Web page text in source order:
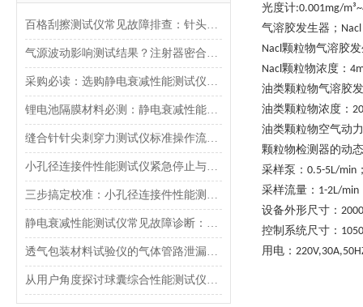
百格刮擦测试仪常见故障排查：针头磨损与运动轨迹偏移
气源波动影响测试结果？注射器密合性正压测试仪的稳压设计分析
采购必读：选购静电衰减性能测试仪的5个核心参数与避坑指南
锂电池隔膜材料必测：静电衰减性能测试仪的操作难点突破
缝合针针尖刺穿力测试仪标准操作流程（SOP）及实验员培训要点
小孔径连接件性能测试仪紧急停止与异常状态下的安全复位操作
三步搞定校准：小孔径连接件性能测试仪的每日开机自检流程详解
静电衰减性能测试仪常见故障诊断：充电不稳定与电位漂移排查
透气包装材料试验仪的气体管路泄漏防护与废气排放系统详解
从用户角度探讨球囊综合性能测试仪的故障问题
光度计:0.001mg/
气溶胶发生器； Nacl
Nacl颗粒物气溶胶
Nacl颗粒物浓度： 4
油类颗粒物气溶胶
油类颗粒物浓度：
油类颗粒物空气动
颗粒物检测器的动
采样泵： 0.5-5L/min
采样流量： 1-2L/min
设备外形尺寸 ：
控制系统尺寸：
用电：